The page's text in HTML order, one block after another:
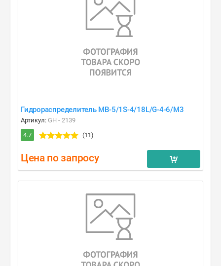
Гидрораспределитель MB-5/1S-4/18L/G-4-6/M3
Артикул: GH - 2139
4.7
(11)
Цена по запросу